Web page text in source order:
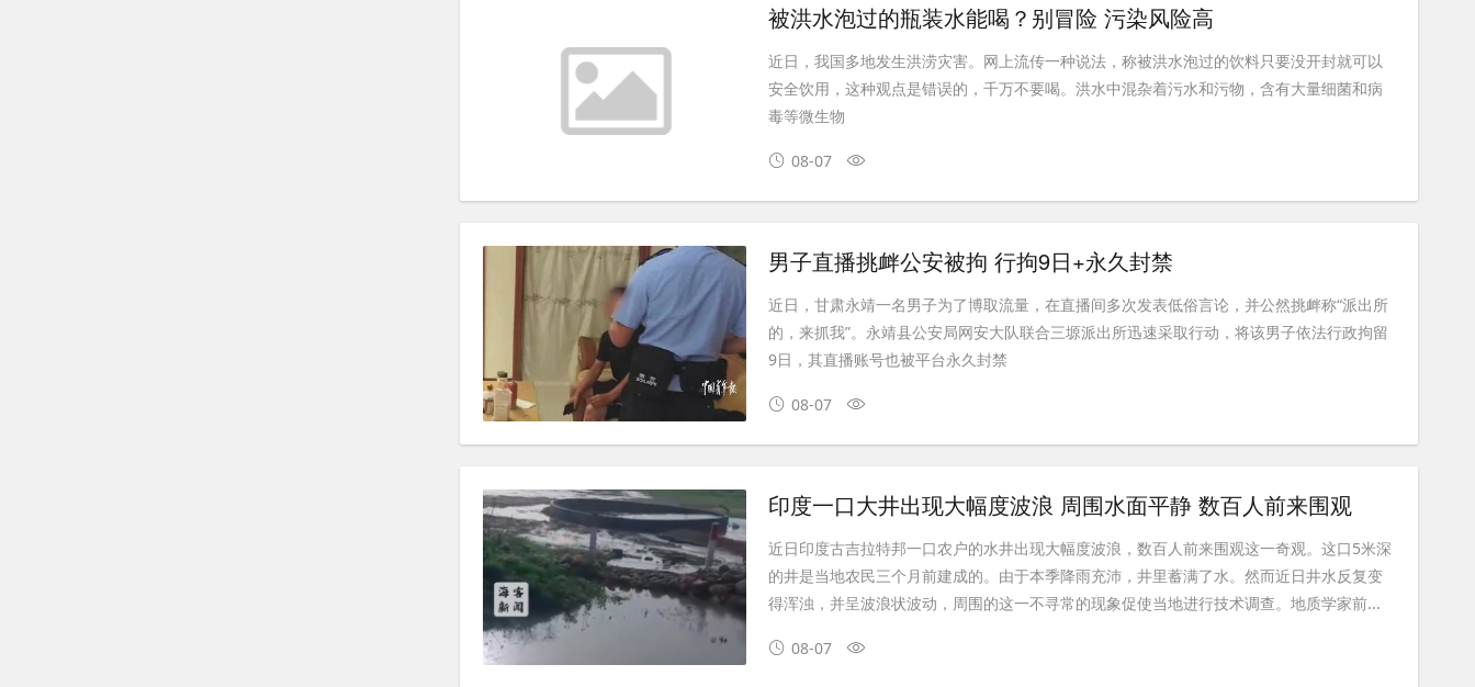
被洪水泡过的瓶装水能喝？别冒险 污染风险高
近日，我国多地发生洪涝灾害。网上流传一种说法，称被洪水泡过的饮料只要没开封就可以
安全饮用，这种观点是错误的，千万不要喝。洪水中混杂着污水和污物，含有大量细菌和病
毒等微生物
08-07
男子直播挑衅公安被拘 行拘9日+永久封禁
近日，甘肃永靖一名男子为了博取流量，在直播间多次发表低俗言论，并公然挑衅称“派出所
的，来抓我”。永靖县公安局网安大队联合三塬派出所迅速采取行动，将该男子依法行政拘留
9日，其直播账号也被平台永久封禁
08-07
印度一口大井出现大幅度波浪 周围水面平静 数百人前来围观
近日印度古吉拉特邦一口农户的水井出现大幅度波浪，数百人前来围观这一奇观。这口5米深
的井是当地农民三个月前建成的。由于本季降雨充沛，井里蓄满了水。然而近日井水反复变
得浑浊，并呈波浪状波动，周围的这一不寻常的现象促使当地进行技术调查。地质学家前...
08-07